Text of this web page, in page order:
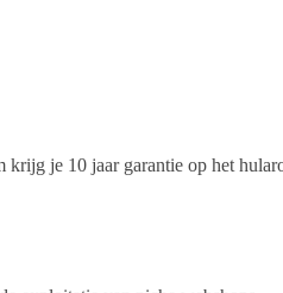
krijg je 10 jaar garantie op het